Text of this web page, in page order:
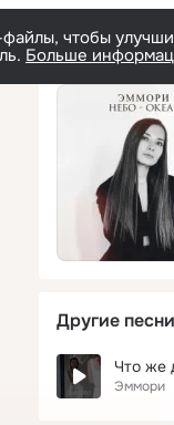
чтобы
Больше
Другие
Что же
Эммори